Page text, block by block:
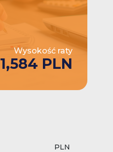
Wysokość raty
1,584 PLN
PLN